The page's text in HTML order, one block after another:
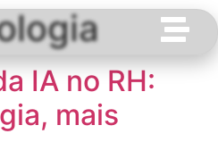
IA no RH:
mais